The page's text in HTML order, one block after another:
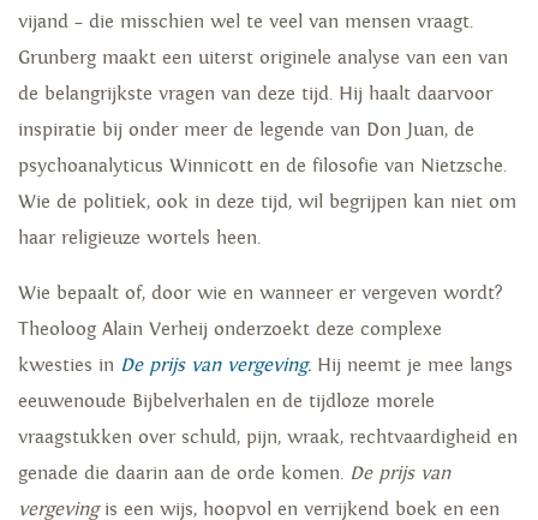
vijand – die misschien wel te veel van mensen vraagt.
Grunberg maakt een uiterst originele analyse van een van
de belangrijkste vragen van deze tijd. Hij haalt daarvoor
inspiratie bij onder meer de legende van Don Juan, de
psychoanalyticus Winnicott en de filosofie van Nietzsche.
Wie de politiek, ook in deze tijd, wil begrijpen kan niet om
haar religieuze wortels heen.
Wie bepaalt of, door wie en wanneer er vergeven wordt?
Theoloog Alain Verheij onderzoekt deze complexe
kwesties in De prijs van vergeving. Hij neemt je mee langs
eeuwenoude Bijbelverhalen en de tijdloze morele
vraagstukken over schuld, pijn, wraak, rechtvaardigheid en
genade die daarin aan de orde komen. De prijs van
vergevingis een wijs, hoopvol en verrijkend boek en een